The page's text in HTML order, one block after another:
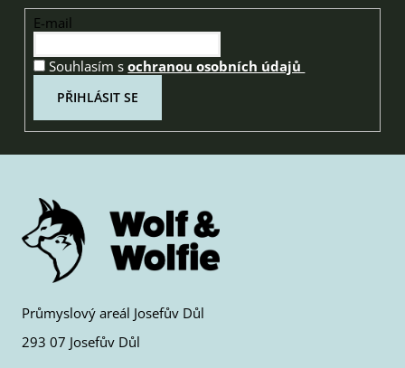
E-mail
Souhlasím sochranou osobních údajů
PŘIHLÁSIT SE
Průmyslový areál Josefův Důl
293 07 Josefův Důl